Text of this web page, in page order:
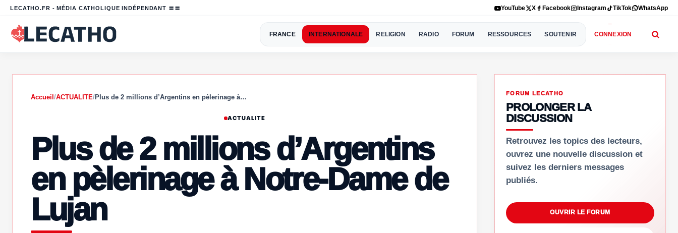
LECATHO.FR - MÉDIA CATHOLIQUE INDÉPENDANT 〓〓 YouTube X Facebook Instagram TikTok WhatsApp
FRANCE INTERNATIONALE RELIGION RADIO FORUM RESSOURCES SOUTENIR CONNEXION
Accueil /ACTUALITE/Plus de 2 millions d’Argentins en pèlerinage à…
ACTUALITE
Plus de 2 millions d’Argentins
en pèlerinage à Notre-Dame de
Lujan
FORUM LECATHO
PROLONGER LA
DISCUSSION
Retrouvez les topics des lecteurs,
ouvrez une nouvelle discussion et
suivez les derniers messages
publiés.
OUVRIR LE FORUM